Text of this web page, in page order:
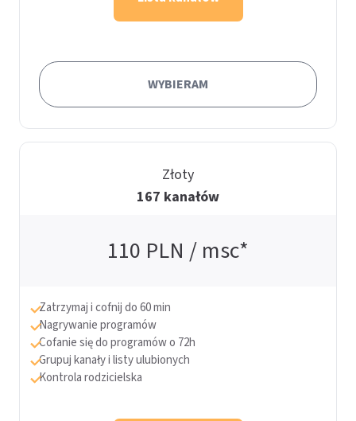
WYBIERAM
Złoty
167 kanałów
110 PLN / msc*
Zatrzymaj i cofnij do 60 min
Nagrywanie programów
Cofanie się do programów o 72h
Grupuj kanały i listy ulubionych
Kontrola rodzicielska